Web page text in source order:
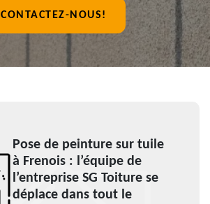
CONTACTEZ-NOUS!
Pose de peinture sur tuile
à Frenois : l’équipe de
l’entreprise SG Toiture se
déplace dans tout le